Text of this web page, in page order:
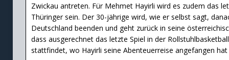
Zwickau antreten. Für Mehmet Hayirli wird es zudem das
Thüringer sein. Der 30-jährige wird, wie er selbst sagt,
Deutschland beenden und geht zurück in seine
dass ausgerechnet das letzte Spiel in der
stattfindet, wo Hayirli seine Abenteuerreise angefangen